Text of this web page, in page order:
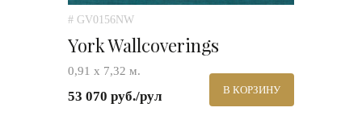
# GV0156NW
York Wallcoverings
0,91 х 7,32 м.
53 070 руб./рул В КОРЗИНУ